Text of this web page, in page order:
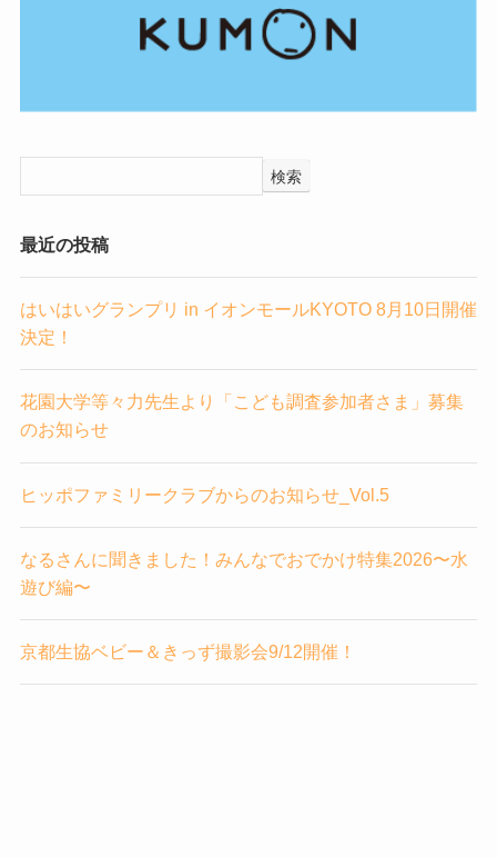
検索
最近の投稿
はいはいグランプリ in イオンモールKYOTO 8月10日開催
決定！
花園大学等々力先生より「こども調査参加者さま」募集
のお知らせ
ヒッポファミリークラブからのお知らせ_Vol.5
なるさんに聞きました！みんなでおでかけ特集2026〜水
遊び編〜
京都生協ベビー＆きっず撮影会9/12開催！